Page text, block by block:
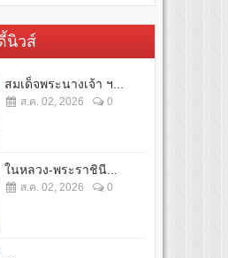
นิวส์
สมเด็จพระนางเจ้า ฯ...
ส.ค. 02, 2026 0
ในหลวง-พระราชินี...
ส.ค. 02, 2026 0